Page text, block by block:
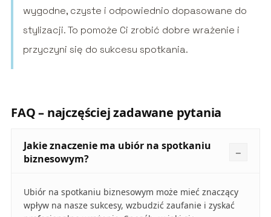
wygodne, czyste i odpowiednio dopasowane do
stylizacji. To pomoże Ci zrobić dobre wrażenie i
przyczyni się do sukcesu spotkania.
FAQ – najczęściej zadawane pytania
Jakie znaczenie ma ubiór na spotkaniu
biznesowym?
Ubiór na spotkaniu biznesowym może mieć znaczący
wpływ na nasze sukcesy, wzbudzić zaufanie i zyskać